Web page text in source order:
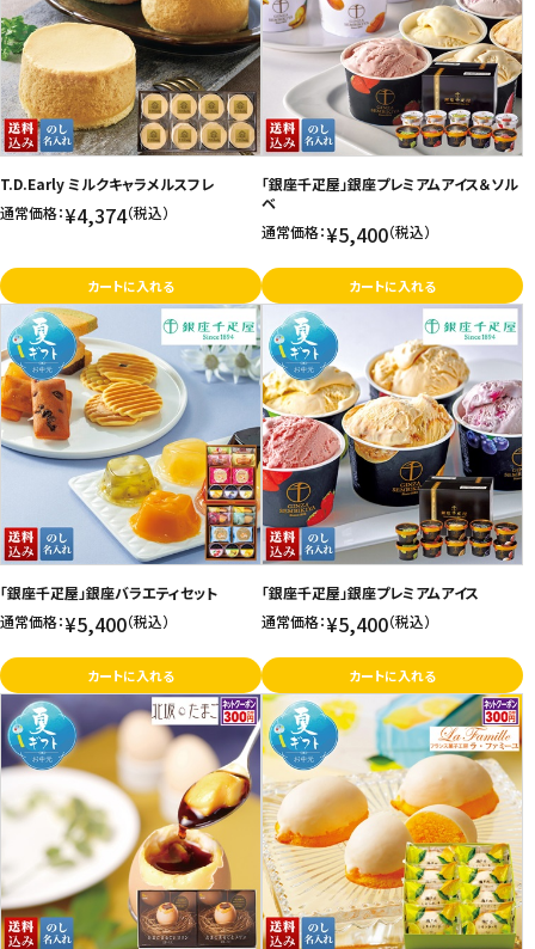
T.D.Early ミルクキャラメルスフレ
通常価格：¥4,374（税込）
カートに入れる
「銀座千疋屋」銀座プレミアムアイス＆ソル
ベ
通常価格：¥5,400（税込）
カートに入れる
「銀座千疋屋」銀座バラエティセット
通常価格：¥5,400（税込）
カートに入れる
「銀座千疋屋」銀座プレミアムアイス
通常価格：¥5,400（税込）
カートに入れる